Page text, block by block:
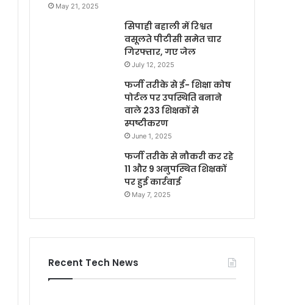
May 21, 2025
सिपाही बहाली में रिश्वत
वसूलते पीटीसी समेत चार
गिरफ्तार, गए जेल
July 12, 2025
फर्जी तरीके से ई- शिक्षा कोष
पोर्टल पर उपस्थिति बनाने
वाले 233 शिक्षकों से
स्पष्टीकरण
June 1, 2025
फर्जी तरीके से नौकरी कर रहे
11 और 9 अनुपस्थित शिक्षकों
पर हुई कार्रवाई
May 7, 2025
Recent Tech News